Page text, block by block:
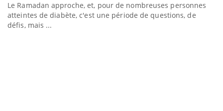
Le Ramadan approche, et, pour de nombreuses personnes
atteintes de diabète, c'est une période de questions, de
défis, mais ...